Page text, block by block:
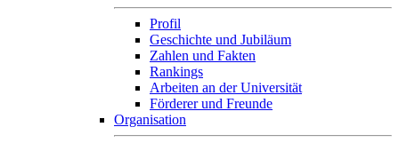
Profil
Geschichte und Jubiläum
Zahlen und Fakten
Rankings
Arbeiten an der Universität
Förderer und Freunde
Organisation